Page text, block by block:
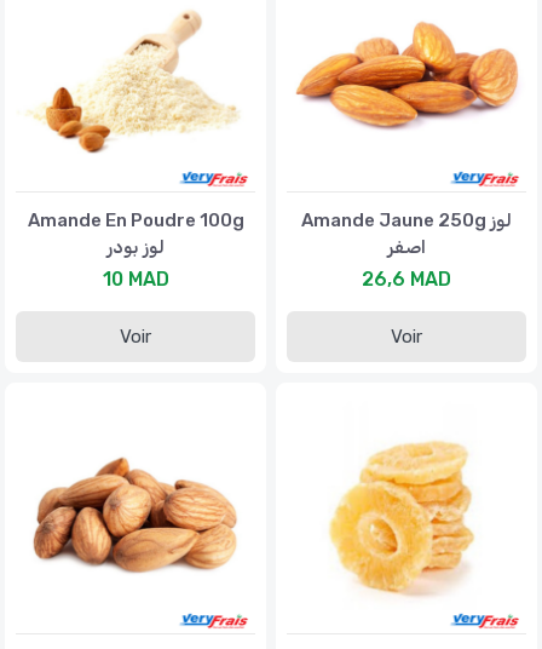
Amande En Poudre 100g
لوز بودر
10 MAD
Voir
Amande Jaune 250g لوز
اصفر
26,6 MAD
Voir